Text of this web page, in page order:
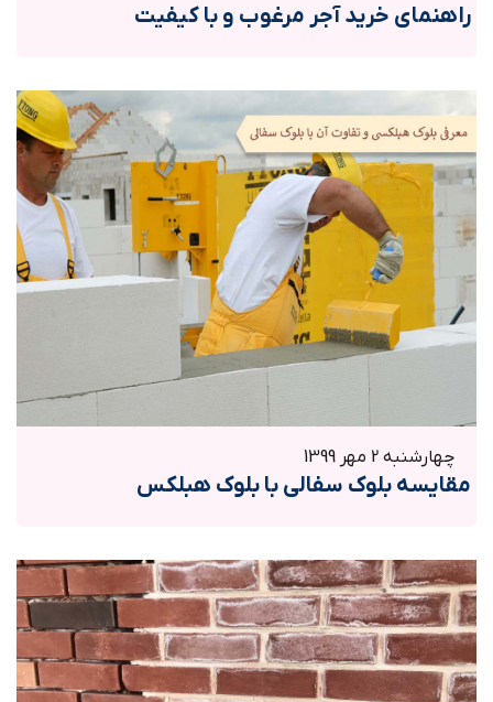
راهنمای خرید آجر مرغوب و با کیفیت
چهارشنبه 2 مهر 1399
مقایسه بلوک سفالی با بلوک هبلکس